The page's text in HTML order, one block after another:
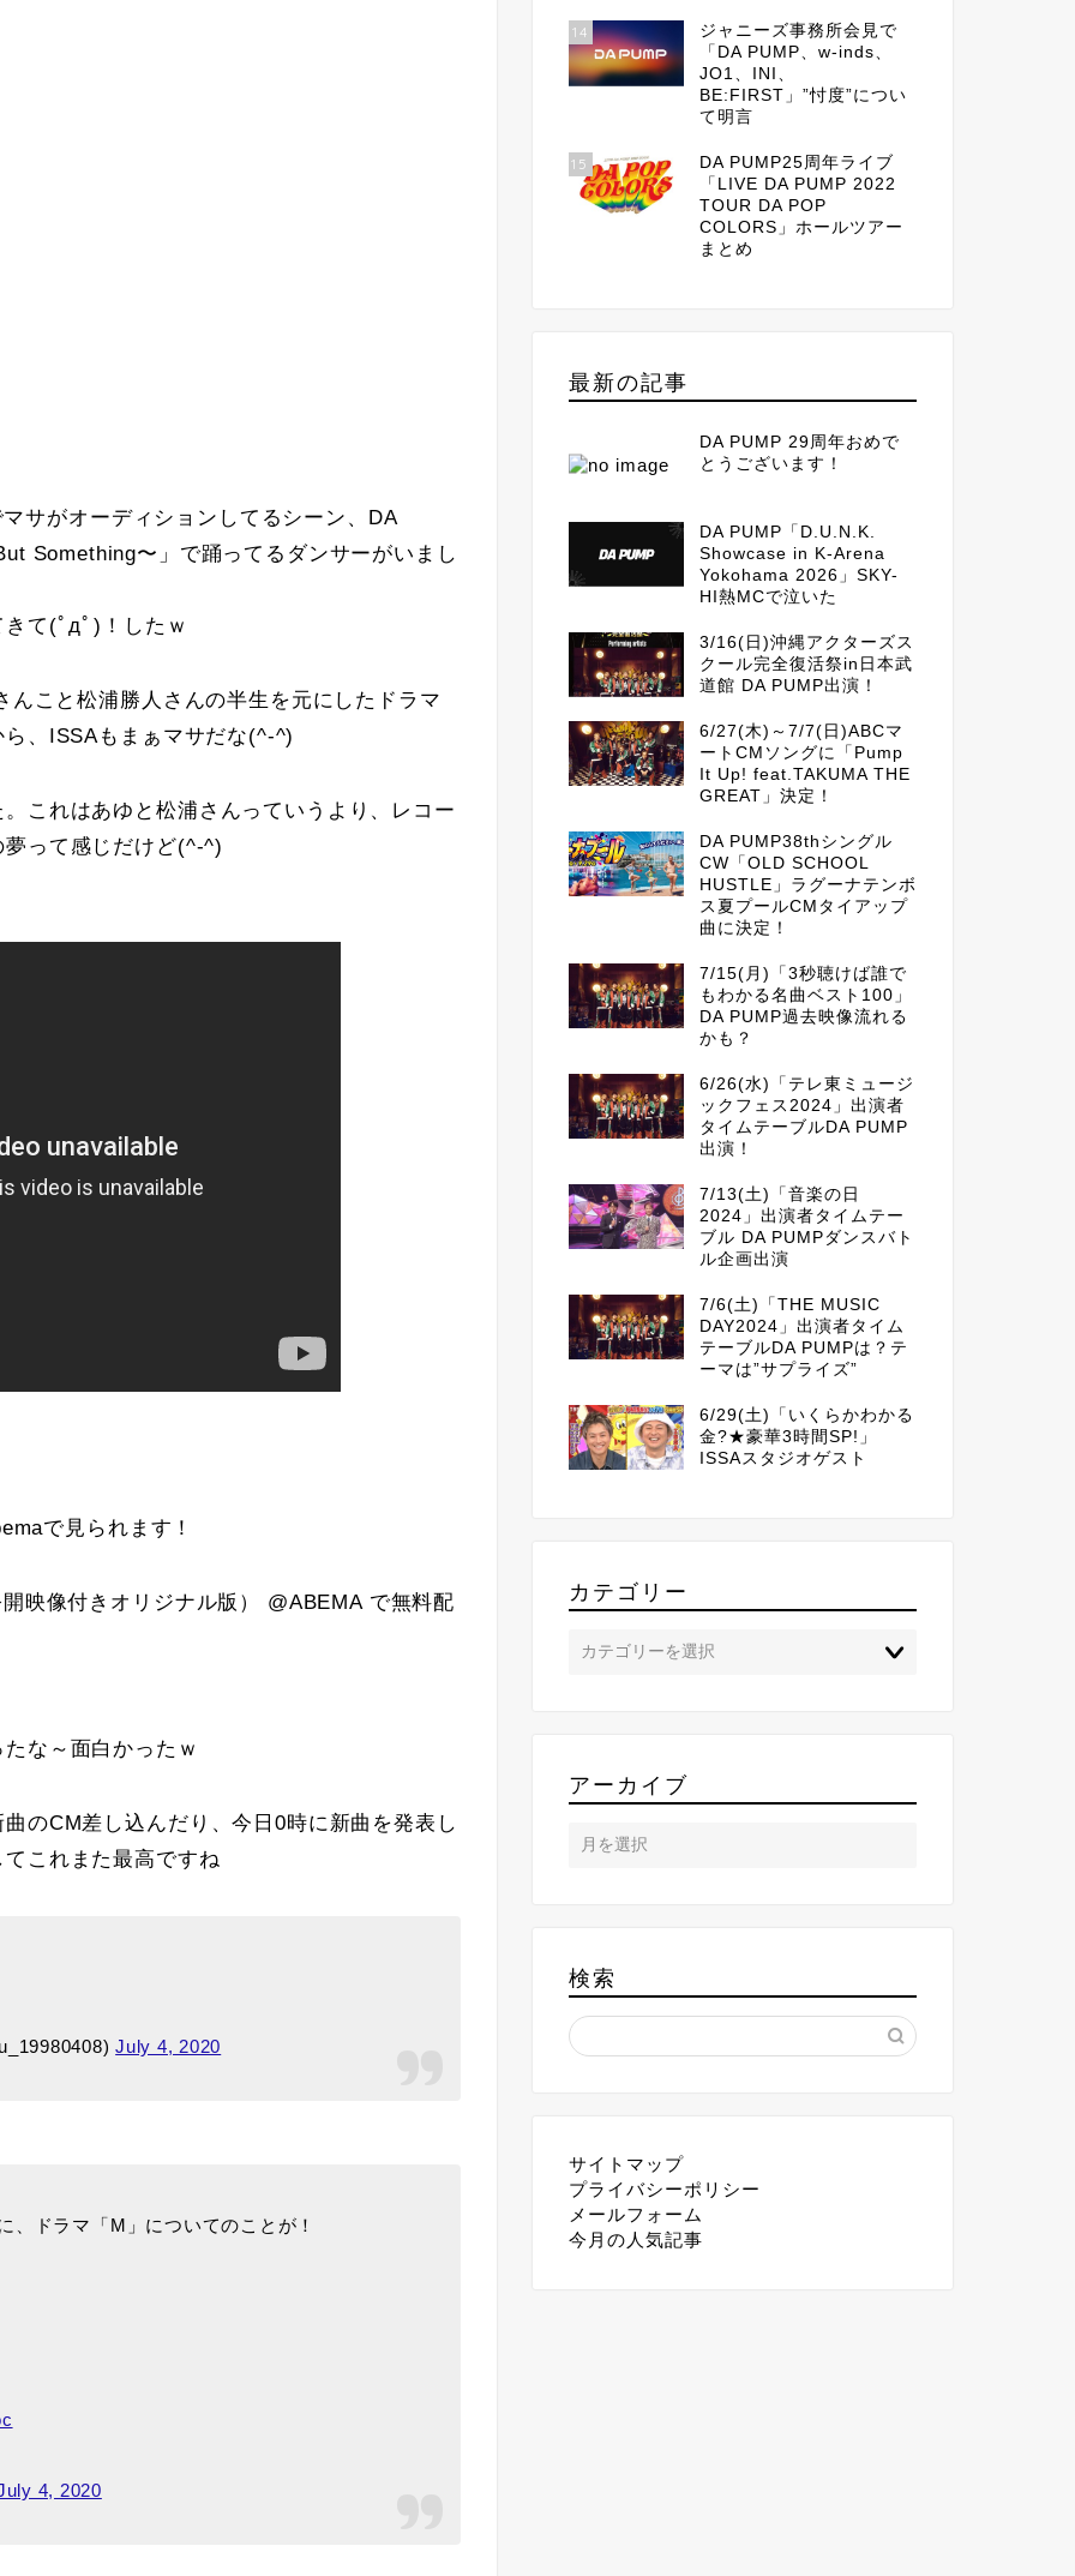
サがオーディションしてるシーン、DA
Something〜」で踊ってるダンサーがいまし
て(ﾟдﾟ)！したｗ
こと松浦勝人さんの半生を元にしたドラマ
、ISSAもまぁマサだな(^-^)
これはあゆと松浦さんっていうより、レコー
って感じだけど(^-^)
で見られます！
映像付きオリジナル版） @ABEMAで無料配
な～面白かったｗ
のCM差し込んだり、今日0時に新曲を発表し
これまた最高ですね
July 4, 2020
、ドラマ「M」についてのことが！
4, 2020
14
ジャニーズ事務所会見で
「DA PUMP、w-inds、
JO1、INI、
BE:FIRST」”忖度”につい
て明言
15
DA PUMP25周年ライブ
「LIVE DA PUMP 2022
TOUR DA POP
COLORS」ホールツアー
まとめ
最新の記事
DA PUMP 29周年おめで
とうございます！
DA PUMP「D.U.N.K.
Showcase in K-Arena
Yokohama 2026」SKY-
HI熱MCで泣いた
3/16(日)沖縄アクターズス
クール完全復活祭in日本武
道館 DA PUMP出演！
6/27(木)～7/7(日)ABCマ
ートCMソングに「Pump
It Up! feat.TAKUMA THE
GREAT」決定！
DA PUMP38thシングル
CW「OLD SCHOOL
HUSTLE」ラグーナテンボ
ス夏プールCMタイアップ
曲に決定！
7/15(月)「3秒聴けば誰で
もわかる名曲ベスト100」
DA PUMP過去映像流れる
かも？
6/26(水)「テレ東ミュージ
ックフェス2024」出演者
タイムテーブルDA PUMP
出演！
7/13(土)「音楽の日
2024」出演者タイムテー
ブル DA PUMPダンスバト
ル企画出演
7/6(土)「THE MUSIC
DAY2024」出演者タイム
テーブルDA PUMPは？テ
ーマは”サプライズ”
6/29(土)「いくらかわかる
金?★豪華3時間SP!」
ISSAスタジオゲスト
カテゴリー
アーカイブ
検索
サイトマップ
プライバシーポリシー
メールフォーム
今月の人気記事